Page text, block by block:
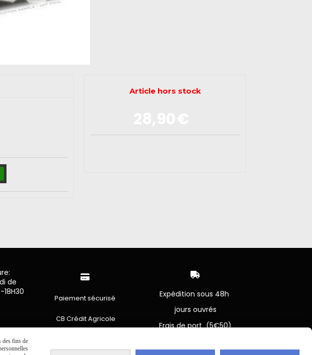
Article hors stock
de
18H30

Paiement sécurisé
CB Crédit Agricole

Expédition sous 48h
jours ouvrés
Frais de port (5€50)
Dépot vente des frais de
des fins de